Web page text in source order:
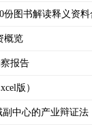
份图书解读释义资料
概览
报告
版）
副中心的产业辩证法